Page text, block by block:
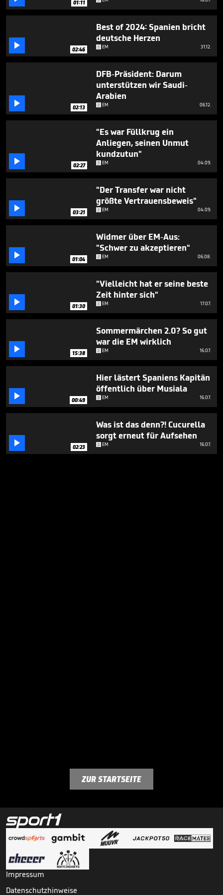
43
01:11
 02:46
Best of 2024: Spanien bricht
deutsche Herzen
EM 31.12.
 02:13
DFB-Präsident: Darum
unterstützen wir Saudi-
Arabien
EM 06.12.
 02:27
"Es war Füllkrug ein
Anliegen, seinen Unmut
kundzutun"
EM 04.09.
 03:21
"Der Transfer war nicht
größte Vertrauensbeweis"
EM 04.09.
 01:04
Widmer über EM-Aus:
"Schwer zu akzeptieren"
EM 06.08.
 01:30
"Vielleicht hat er seine beste
Zeit hinter sich"
EM 17.07.
 15:38
Sommermärchen 2.0? So gut
war die EM wirklich
EM 16.07.
 00:49
Hier lästert Spaniens Kapitän
öffentlich über Musiala
EM 16.07.
 02:23
Was ist das denn?! Cucurella
sorgt erneut für Aufsehen
EM 16.07.
ZUR STARTSEITE
Impressum
Datenschutzhinweise